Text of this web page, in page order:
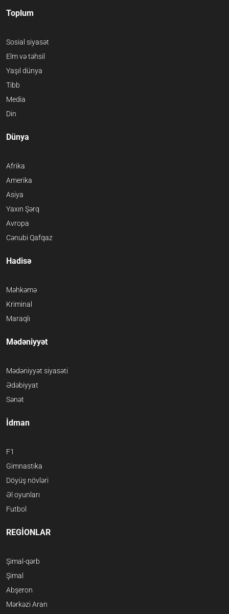
Toplum
Sosial siyasət
Elm və təhsil
Yaşıl dünya
Tibb
Media
Din
Dünya
Afrika
Amerika
Asiya
Yaxın Şərq
Avropa
Cənubi Qafqaz
Hadisə
Məhkəmə
Kriminal
Maraqlı
Mədəniyyət
Mədəniyyət siyasəti
Ədəbiyyat
Sənət
İdman
F1
Gimnastika
Döyüş növləri
Əl oyunları
Futbol
REGİONLAR
Şimal-qərb
Şimal
Abşeron
Mərkəzi Aran